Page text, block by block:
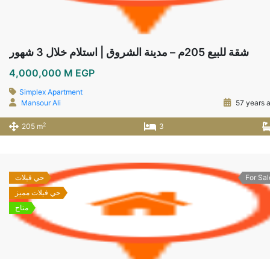
شقة للبيع 205م – مدينة الشروق | استلام خلال 3 شهور
4,000,000 M EGP
Simplex Apartment
Mansour Ali
57 years
205 m2 3
حي فيلات
حي فيلات مميز
متاح
For